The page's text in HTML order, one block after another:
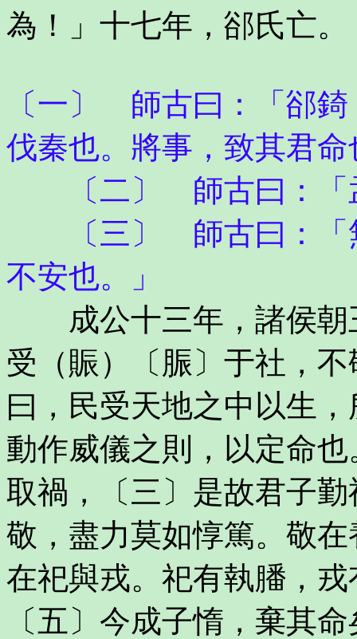
為！」十七年，郤氏亡。
〔一〕 師古曰：「郤
伐秦也。將事，致其君
〔二〕 師古曰：「
〔三〕 師古曰：「無
不安也。」
成公十三年，諸侯朝
受（賑）〔脤〕于社，
曰，民受天地之中以生
動作威儀之則，以定命
取禍，〔三〕是故君子
敬，盡力莫如惇篤。敬
在祀與戎。祀有執膰，
〔五〕今成子惰，棄其